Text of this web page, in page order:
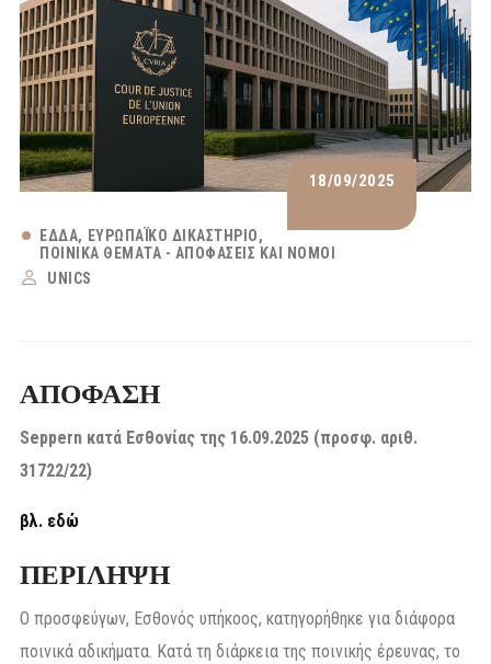
18/09/2025
ΕΔΔΑ
ΕΥΡΩΠΑΪΚΌ ΔΙΚΑΣΤΉΡΙΟ
ΠΟΙΝΙΚΆ ΘΈΜΑΤΑ - ΑΠΟΦΆΣΕΙΣ ΚΑΙ ΝΌΜΟΙ
UNICS
ΑΠΟΦΑΣΗ
Seppern κατά Εσθονίας της 16.09.2025 (προσφ. αριθ.
31722/22)
βλ. εδώ
ΠΕΡΙΛΗΨΗ
Ο προσφεύγων, Εσθονός υπήκοος, κατηγορήθηκε για διάφορα
ποινικά αδικήματα. Κατά τη διάρκεια της ποινικής έρευνας, το